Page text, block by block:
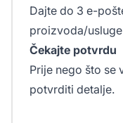
Dajte do 3 e-
proizvoda/
Čekajte potvrdu
Prije nego što se
potvrditi detalje.